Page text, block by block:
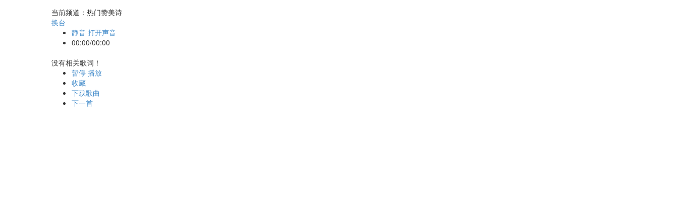
当前频道：热门赞美诗
换台
静音 打开声音
00:00/00:00
没有相关歌词！
暂停 播放
收藏
下载歌曲
下一首